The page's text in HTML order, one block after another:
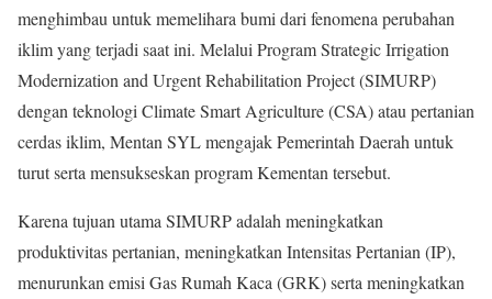
menghimbau untuk memelihara bumi dari fenomena perubahan
iklim yang terjadi saat ini. Melalui Program Strategic Irrigation
Modernization and Urgent Rehabilitation Project (SIMURP)
dengan teknologi Climate Smart Agriculture (CSA) atau pertanian
cerdas iklim, Mentan SYL mengajak Pemerintah Daerah untuk
turut serta mensukseskan program Kementan tersebut.
Karena tujuan utama SIMURP adalah meningkatkan
produktivitas pertanian, meningkatkan Intensitas Pertanian (IP),
menurunkan emisi Gas Rumah Kaca (GRK) serta meningkatkan